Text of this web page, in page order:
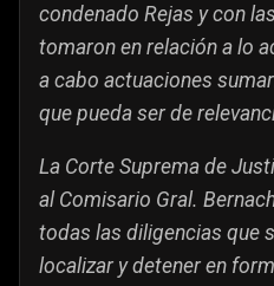
condenado Rejas y con
tomaron en relación a lo
a cabo actuaciones
que pueda ser de
La Corte Suprema de
al Comisario Gral.
todas las diligencias que
localizar y detener en